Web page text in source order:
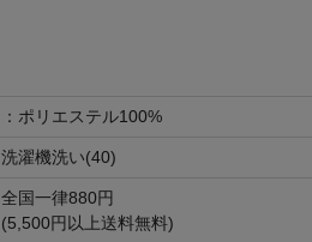
：ポリエステル100%
洗濯機洗い(40)
全国一律880円
(5,500円以上送料無料)